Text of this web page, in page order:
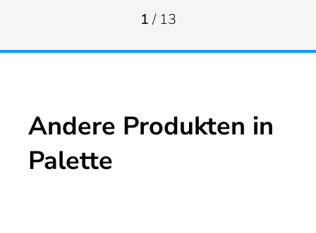
1/ 13
Andere Produkten in
Palette